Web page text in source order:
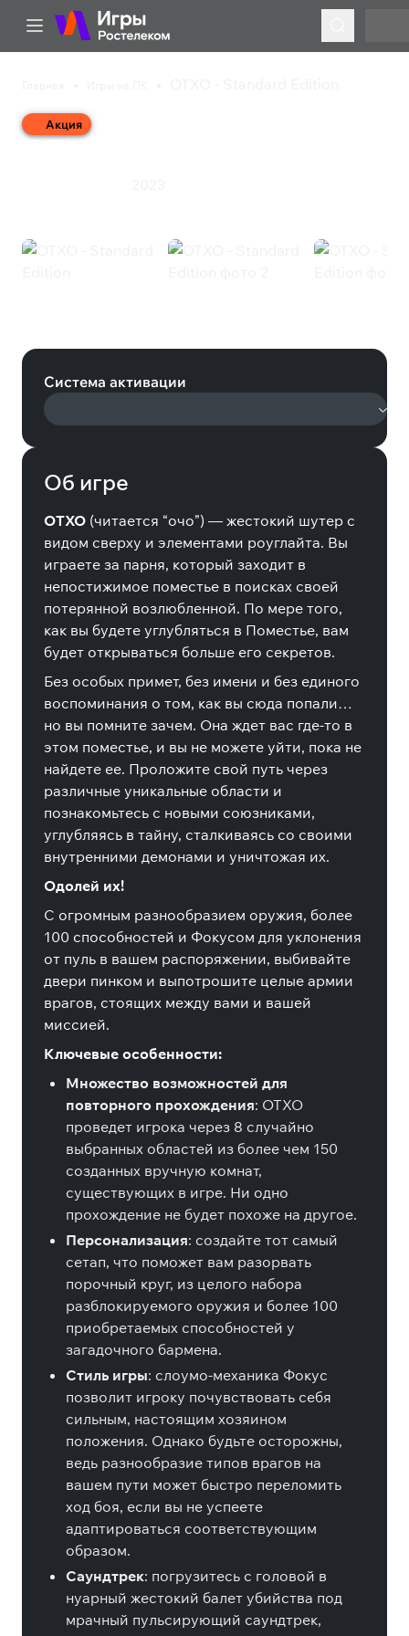
Акция
OTXO - Standard Edition
Система активации
Об игре
OTXO (читается “очо”) — жестокий шутер с
видом сверху и элементами роуглайта. Вы
играете за парня, который заходит в
непостижимое поместье в поисках своей
потерянной возлюбленной. По мере того,
как вы будете углубляться в Поместье, вам
будет открываться больше его секретов.
Без особых примет, без имени и без единого
воспоминания о том, как вы сюда попали…
но вы помните зачем. Она ждет вас где-то в
этом поместье, и вы не можете уйти, пока не
найдете ее. Проложите свой путь через
различные уникальные области и
познакомьтесь с новыми союзниками,
углубляясь в тайну, сталкиваясь со своими
внутренними демонами и уничтожая их.
Одолей их!
С огромным разнообразием оружия, более
100 способностей и Фокусом для уклонения
от пуль в вашем распоряжении, выбивайте
двери пинком и выпотрошите целые армии
врагов, стоящих между вами и вашей
миссией.
Ключевые особенности:
Множество возможностей для
повторного прохождения: OTXO
проведет игрока через 8 случайно
выбранных областей из более чем 150
созданных вручную комнат,
существующих в игре. Ни одно
прохождение не будет похоже на другое.
Персонализация: создайте тот самый
сетап, что поможет вам разорвать
порочный круг, из целого набора
разблокируемого оружия и более 100
приобретаемых способностей у
загадочного бармена.
Стиль игры: слоумо-механика Фокус
позволит игроку почувствовать себя
сильным, настоящим хозяином
положения. Однако будьте осторожны,
ведь разнообразие типов врагов на
вашем пути может быстро переломить
ход боя, если вы не успеете
адаптироваться соответствующим
образом.
Саундтрек: погрузитесь с головой в
нуарный жестокий балет убийства под
мрачный пульсирующий саундтрек,